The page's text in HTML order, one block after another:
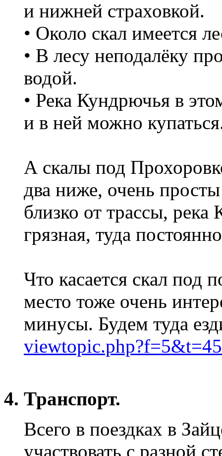
и нижней страховкой.
• Около скал имеется
• В лесу неподалёку
водой.
• Река Кундрючья в
и в ней можно
А скалы под
два ниже, очень
близко от трассы,
грязная, туда
Что касается скал под
место тоже очень
минусы. Будем туда
4. Транспорт.
Всего в поездках в
участвовать с разной